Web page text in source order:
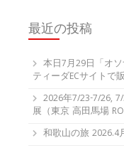
最近の投稿
本日7月29日「オ
ティーダECサイトで
2026年7/23-7/26,
展（東京 高田馬場
和歌山の旅